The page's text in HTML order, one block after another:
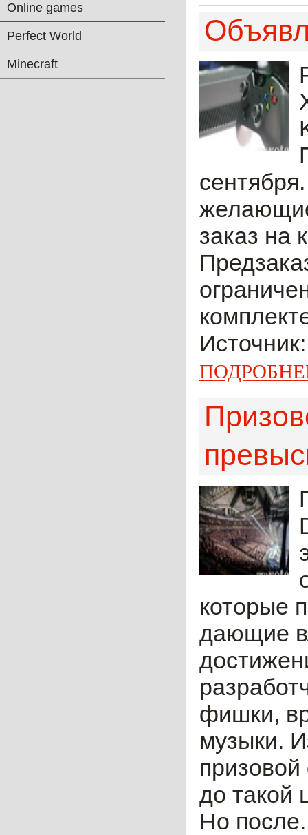
Online games
Perfect World
Minecraft
заказ на
которые
дающие
фишки,
музыки.
до такой
Но